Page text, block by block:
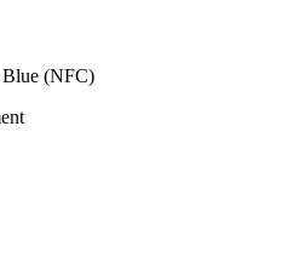
Blue (NFC)